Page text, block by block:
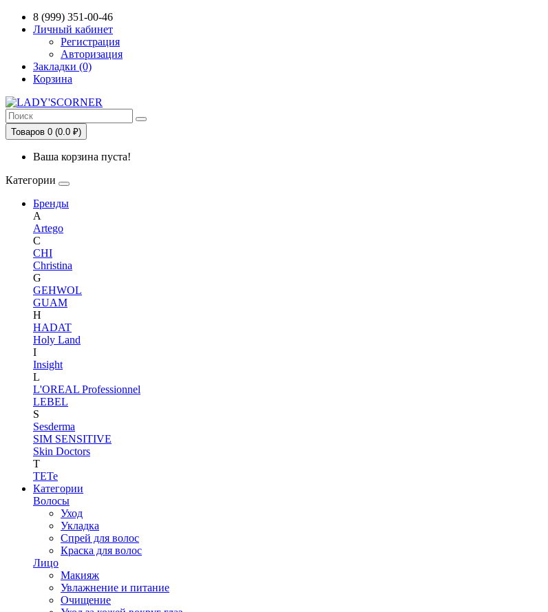
8 (999) 351-00-46
Личный кабинет
Регистрация
Авторизация
Закладки (0)
Корзина
Товаров 0 (0.0 ₽)
Ваша корзина пуста!
Категории
Бренды
A
Artego
C
CHI
Christina
G
GEHWOL
GUAM
H
HADAT
Holy Land
I
Insight
L
L'OREAL Professionnel
LEBEL
S
Sesderma
SIM SENSITIVE
Skin Doctors
T
TETe
Категории
Волосы
Уход
Укладка
Спрей для волос
Краска для волос
Лицо
Макияж
Увлажнение и питание
Очищение